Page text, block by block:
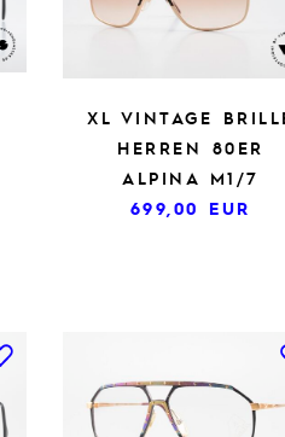
XL VINTAGE
HERREN 80ER
ALPINA M1/7
699,00 EUR